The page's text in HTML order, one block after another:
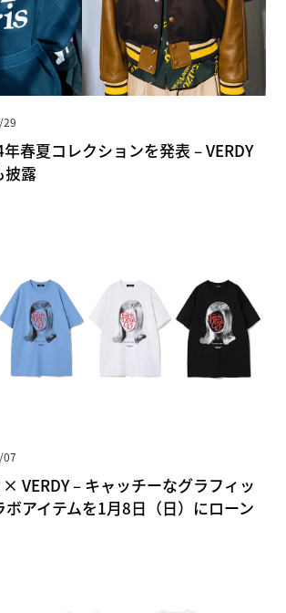
春夏コレクションを発表 – VERDY
披露
× VERDY – キャッチーなグラフィッ
アイテムを1月8日（日）にローン